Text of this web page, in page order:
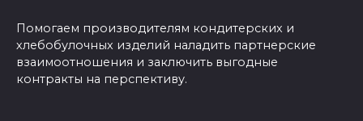
Помогаем производителям кондитерских и
хлебобулочных изделий наладить партнерские
взаимоотношения и заключить выгодные
контракты на перспективу.